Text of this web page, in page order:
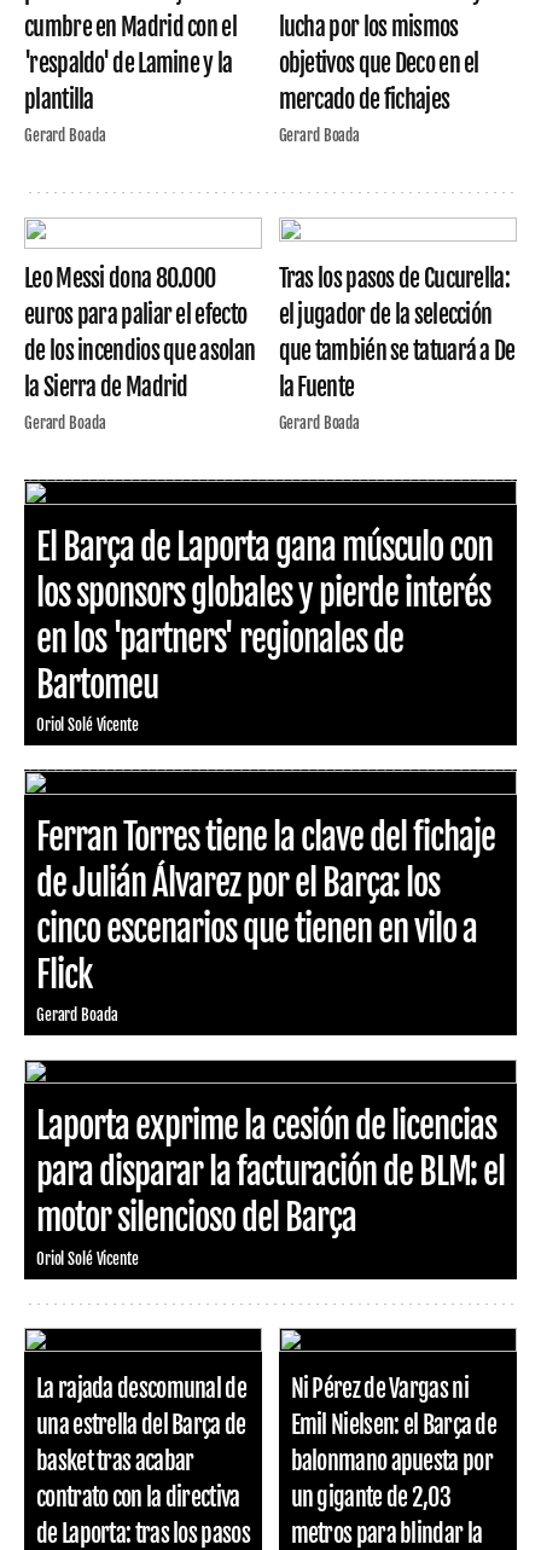
cumbre en Madrid con el
'respaldo' de Lamine y la
plantilla
Gerard Boada
lucha por los mismos
objetivos que Deco en el
mercado de fichajes
Gerard Boada
Leo Messi dona 80.000
euros para paliar el efecto
de los incendios que asolan
la Sierra de Madrid
Gerard Boada
Tras los pasos de Cucurella:
el jugador de la selección
que también se tatuará a De
la Fuente
Gerard Boada
El Barça de Laporta gana músculo con
los sponsors globales y pierde interés
en los 'partners' regionales de
Bartomeu
Oriol Solé Vicente
Ferran Torres tiene la clave del fichaje
de Julián Álvarez por el Barça: los
cinco escenarios que tienen en vilo a
Flick
Gerard Boada
Laporta exprime la cesión de licencias
para disparar la facturación de BLM: el
motor silencioso del Barça
Oriol Solé Vicente
La rajada descomunal de
una estrella del Barça de
basket tras acabar
contrato con la directiva
de Laporta: tras los pasos
Ni Pérez de Vargas ni
Emil Nielsen: el Barça de
balonmano apuesta por
un gigante de 2,03
metros para blindar la